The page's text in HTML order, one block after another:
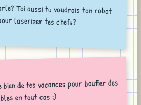
Toi aussi tu voudrais ton robot
laserizer tes chefs?
de tes vacances pour bouffer des
en tout cas ;)